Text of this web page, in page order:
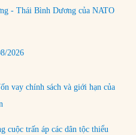
- Thái Bình Dương của NATO
2026
vay chính sách và giới hạn của
cuộc trấn áp các dân tộc thiểu